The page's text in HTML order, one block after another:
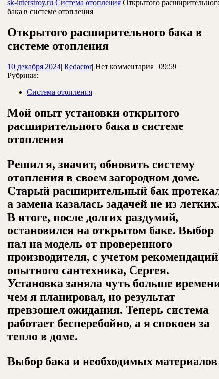
sk-interstroy.ru Система отопления Открытого
бака в системе отопления
Открытого расширительного бака в
системе отопления
10 декабря 202410
| RedactorRedactor
| Нет комментария | 09:59
Рубрики:
Система отопления
Мой опыт установки открытого
расширительного бака в системе
отопления
Решил я, значит, обновить систему
отопления в своем загородном доме.
Старый расширительный бак
а замена казалась задачей не из легких.
В итоге, после долгих раздумий,
остановился на открытом баке. Выбор
пал на модель от проверенного
производителя, с учетом рекомендаций
опытного сантехника, Сергея.
Установка заняла чуть больше
чем я планировал, но результат
превзошел ожидания. Теперь система
работает бесперебойно, а я спокоен за
тепло в доме.
Выбор бака и необходимых материалов